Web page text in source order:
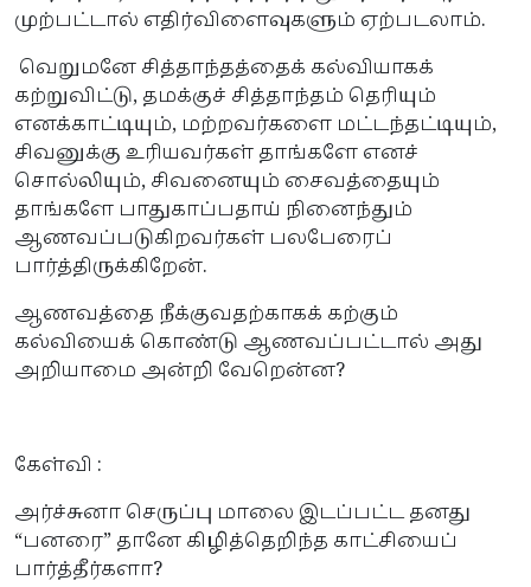
முற்பட்டால் எதிர்விளைவுகளும் ஏற்படலாம்.
வெறுமனே சித்தாந்தத்தைக் கல்வியாகக்
கற்றுவிட்டு, தமக்குச் சித்தாந்தம் தெரியும்
எனக்காட்டியும், மற்றவர்களை மட்டந்தட்டியும்,
சிவனுக்கு உரியவர்கள் தாங்களே எனச்
சொல்லியும், சிவனையும் சைவத்தையும்
தாங்களே பாதுகாப்பதாய் நினைந்தும்
ஆணவப்படுகிறவர்கள் பலபேரைப்
பார்த்திருக்கிறேன்.
ஆணவத்தை நீக்குவதற்காகக் கற்கும்
கல்வியைக் கொண்டு ஆணவப்பட்டால் அது
அறியாமை அன்றி வேறென்ன?
கேள்வி :
அர்ச்சுனா செருப்பு மாலை இடப்பட்ட தனது
“பனரை” தானே கிழித்தெறிந்த காட்சியைப்
பார்த்தீர்களா?